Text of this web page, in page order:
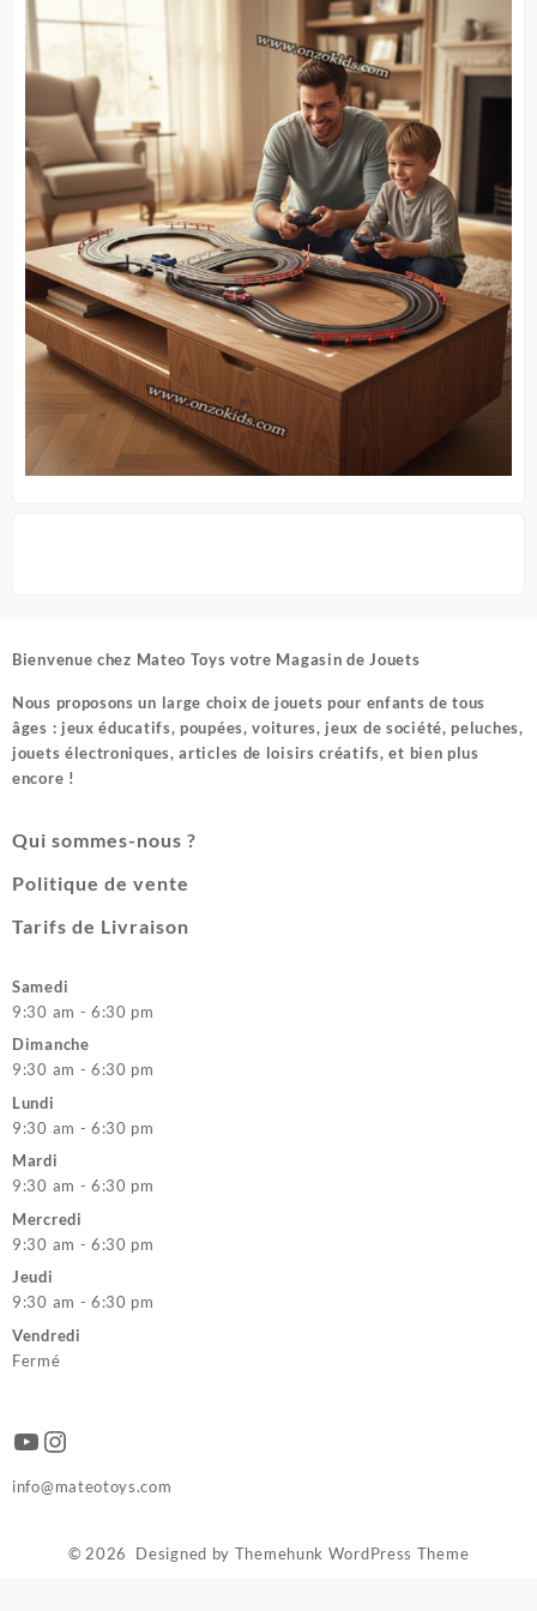
Bienvenue chez Mateo Toys votre Magasin de Jouets
Nous proposons un large choix de jouets pour enfants de tous
âges : jeux éducatifs, poupées, voitures, jeux de société, peluches,
jouets électroniques, articles de loisirs créatifs, et bien plus
encore !
Qui sommes-nous ?
Politique de vente
Tarifs de Livraison
Samedi
9:30 am - 6:30 pm
Dimanche
9:30 am - 6:30 pm
Lundi
9:30 am - 6:30 pm
Mardi
9:30 am - 6:30 pm
Mercredi
9:30 am - 6:30 pm
Jeudi
9:30 am - 6:30 pm
Vendredi
Fermé
YouTube
Instagram
info@mateotoys.com
© 2026 Designed by Themehunk WordPress Theme